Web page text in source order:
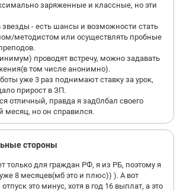
заряженные и классные, но эти
звезды - есть шансы и возможности стать
методистом или осуществлять пробные
проводят встречу, можно задавать
том числе анонимно).
уже 3 раз поднимают ставку за урок,
прирост в ЗП.
отличный, правда я зад0лбал своего
месяц, но он справился.
стороны
только для граждан РФ, я из РБ, поэтому я
8 месяцев(мб это и плюс)) ). А вот
это минус, хотя в год 16 выплат, а это